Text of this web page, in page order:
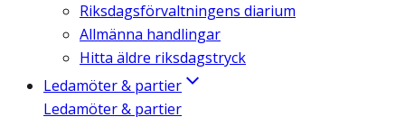
Riksdagsförvaltningens diarium
Allmänna handlingar
Hitta äldre riksdagstryck
Ledamöter & partier
Ledamöter & partier